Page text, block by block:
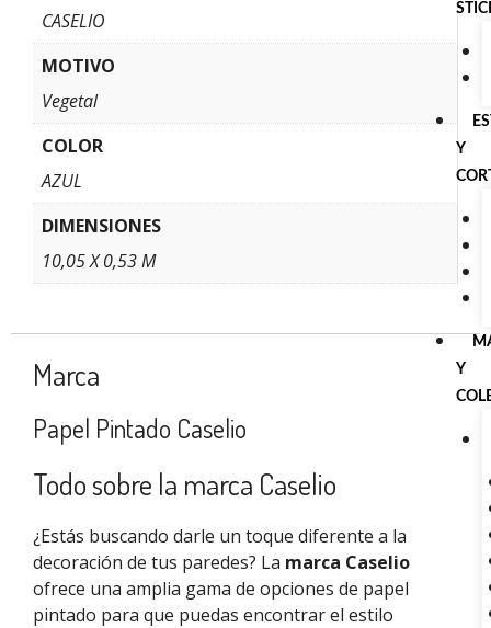
Y
Y
CASELIO
MOTIVO
Vegetal
COLOR
AZUL
DIMENSIONES
10,05 X 0,53 M
Marca
Papel Pintado Caselio
Todo sobre la marca Caselio
¿Estás buscando darle un toque diferente a la
decoración de tus paredes? La marca Caselio
ofrece una amplia gama de opciones de papel
pintado para que puedas encontrar el estilo